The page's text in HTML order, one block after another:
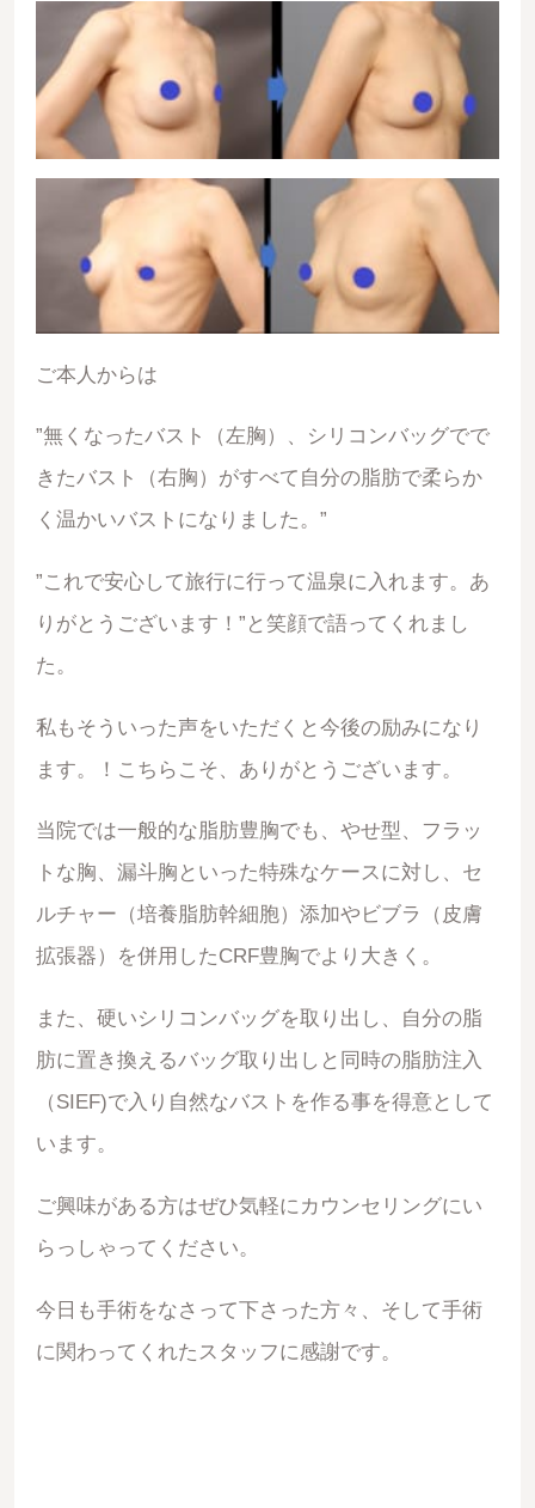
ご本人からは
”無くなったバスト（左胸）、シリコンバッグでで
きたバスト（右胸）がすべて自分の脂肪で柔らか
く温かいバストになりました。”
”これで安心して旅行に行って温泉に入れます。あ
りがとうございます！”と笑顔で語ってくれまし
た。
私もそういった声をいただくと今後の励みになり
ます。！こちらこそ、ありがとうございます。
当院では一般的な脂肪豊胸でも、やせ型、フラッ
トな胸、漏斗胸といった特殊なケースに対し、セ
ルチャー（培養脂肪幹細胞）添加やビブラ（皮膚
拡張器）を併用したCRF豊胸でより大きく。
また、硬いシリコンバッグを取り出し、自分の脂
肪に置き換えるバッグ取り出しと同時の脂肪注入
（SIEF)で入り自然なバストを作る事を得意として
います。
ご興味がある方はぜひ気軽にカウンセリングにい
らっしゃってください。
今日も手術をなさって下さった方々、そして手術
に関わってくれたスタッフに感謝です。